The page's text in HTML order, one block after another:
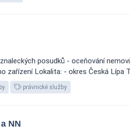
posudků - oceňování
Lokalita: - okres Česká Lípa
právnické služby
NN